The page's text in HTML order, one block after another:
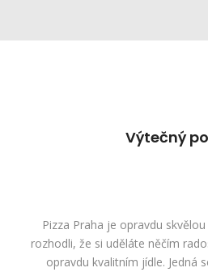
Výtečný
Pizza Praha je opravdu
rozhodli, že si uděláte něčím
opravdu kvalitním jídle. Jedná